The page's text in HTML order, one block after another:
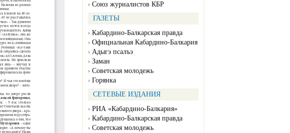
Союз журналистов КБР
ГАЗЕТЫ
Кабардино-Балкарская правда
Официальная Кабардино-Балкария
Адыгэ псалъэ
Заман
Советская молодежь
Горянка
СЕТЕВЫЕ ИЗДАНИЯ
РИА «Кабардино-Балкария»
Кабардино-Балкарская правда
Советская молодежь